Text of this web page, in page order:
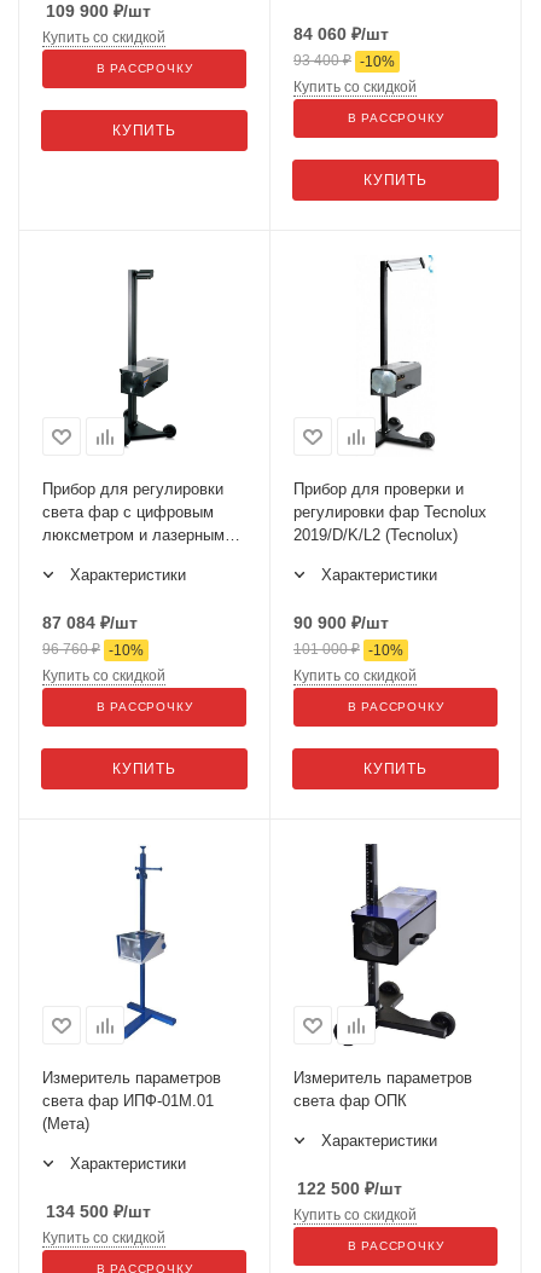
109 900 ₽/шт
КУПИТЬ
Купить со скидкой
В РАССРОЧКУ
84 060 ₽/шт
93 400₽ -10%
КУПИТЬ
Купить со скидкой
В РАССРОЧКУ
Прибор для регулировки
света фар с цифровым
люксметром и лазерными
WOLF (SPIN)
Характеристики
87 084 ₽/шт
96 760₽ -10%
КУПИТЬ
Купить со скидкой
В РАССРОЧКУ
Прибор для проверки и
регулировки фар Tecnolux
2019/D/K/L2 (Tecnolux)
Характеристики
90 900 ₽/шт
101 000₽ -10%
КУПИТЬ
Купить со скидкой
В РАССРОЧКУ
Измеритель параметров
света фар ИПФ-01М.01
(Мета)
Характеристики
134 500 ₽/шт
Купить со скидкой
В РАССРОЧКУ
Измеритель параметров
света фар ОПК
Характеристики
122 500 ₽/шт
Купить со скидкой
В РАССРОЧКУ